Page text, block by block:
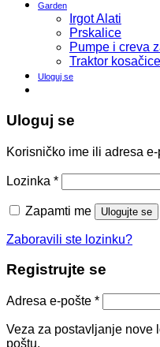
Garden
Irgot Alati
Prskalice
Pumpe i creva
Traktor kosačice
Uloguj se
Uloguj se
Korisničko ime ili adresa
Lozinka *
Zapamti me Ulogujte se
Zaboravili ste lozinku?
Registrujte se
Adresa e-pošte *
Veza za postavljanje nove
poštu.